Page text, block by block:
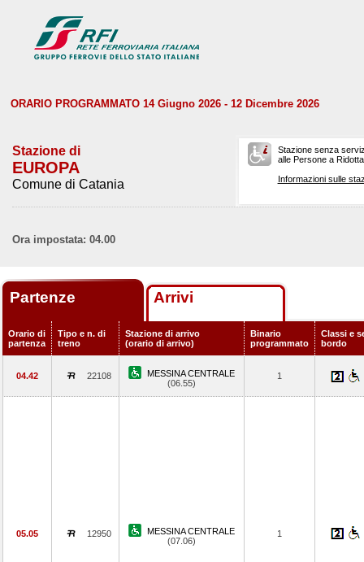
ORARIO PROGRAMMATO 14 Giugno 2026 - 12 Dicembre 2026
Stazione di
EUROPA
Comune di Catania
Stazione senza
alle Persone a
Informazioni sulle
Ora impostata: 04.00
Partenze Arrivi
Orario di
partenza
Tipo e n. di
treno
Stazione di arrivo
(orario di arrivo)
Binario
programmato
Classi e
bordo
04.42 22108
MESSINA CENTRALE
(06.55)
1
05.05 12950
MESSINA CENTRALE
(07.06)
1